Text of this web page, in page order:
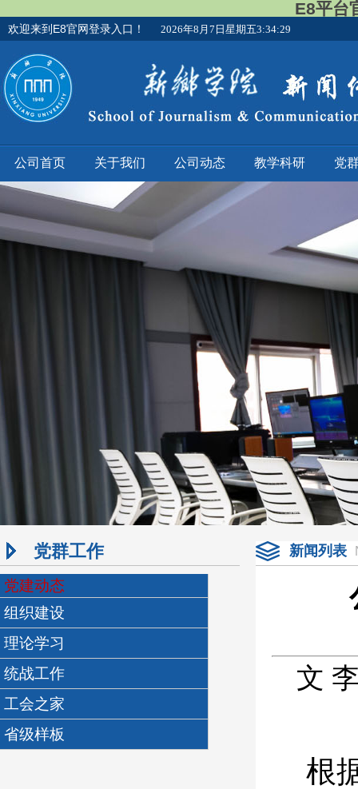
E8平台
欢迎来到E8官网登录入口！ 2026年8月7日星期五3:34:30
公司首页 关于我们 公司动态 教学科研 党
党群工作
党建动态
组织建设
理论学习
统战工作
工会之家
省级样板
新闻列表
文
根